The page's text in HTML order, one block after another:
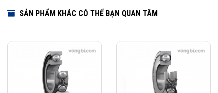
Cải tiến thiết kế hình học
Công nghệ sản xuất mới
Phớt che chắn thế hệ mới
Lợi ích của những cải tiến đối với vòng bi cầu SKF Explorer
SẢN PHẨM KHÁC CÓ THỂ BẠN QUAN TÂM